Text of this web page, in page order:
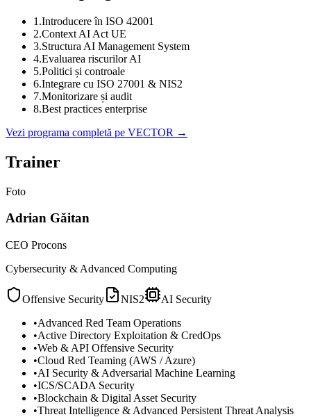
1 .Introducere în ISO 42001
2.Context AI Act UE
3.Structura AI Management System
4.Evaluarea riscurilor AI
5.Politici și controale
6.Integrare cu ISO 27001 & NIS2
7.Monitorizare și audit
8.Best practices enterprise
Vezi programa completă pe VECTOR →
Trainer
Foto
Adrian Găitan
CEO Procons
Cybersecurity & Advanced Computing
Offensive Security NIS2
AI Security
•Advanced Red Team Operations
•Active Directory Exploitation & CredOps
•Web & API Offensive Security
•Cloud Red Teaming (AWS / Azure)
•AI Security & Adversarial Machine Learning
•ICS/SCADA Security
•Blockchain & Digital Asset Security
•Threat Intelligence & Advanced Persistent Threat Analysis